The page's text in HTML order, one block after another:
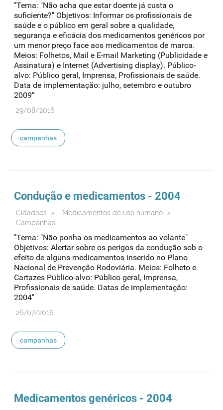
"Tema: "Não acha que estar doente já custa o
suficiente?" Objetivos: Informar os profissionais de
saúde e o público em geral sobre a qualidade,
segurança e eficácia dos medicamentos genéricos por
um menor preço face aos medicamentos de marca.
Meios: Folhetos, Mail e E-mail Marketing (Publicidade e
Assinatura) e Internet (Advertising display). Público-
alvo: Público geral, Imprensa, Profissionais de saúde.
Data de implementação: julho, setembro e outubro
2009"
29/08/2016
campanhas
Condução e medicamentos - 2004
Cidadãos > Medicamentos de uso humano >
Campanhas
"Tema: "Não ponha os medicamentos ao volante"
Objetivos: Alertar sobre os perigos da condução sob o
efeito de alguns medicamentos inserido no Plano
Nacional de Prevenção Rodoviária. Meios: Folheto e
Cartazes Público-alvo: Público geral, Imprensa,
Profissionais de saúde. Datas de implementação:
2004"
26/07/2016
campanhas
Medicamentos genéricos - 2004